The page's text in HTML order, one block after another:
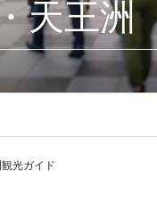
天王洲
光ガイド